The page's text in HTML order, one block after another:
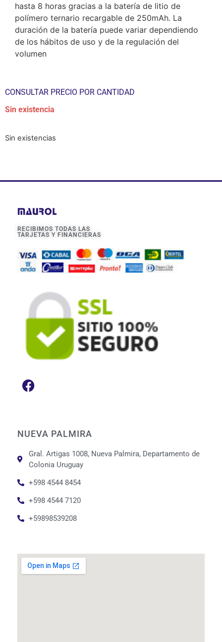
hasta 8 horas gracias a la batería de litio de
polímero ternario recargable de 250mAh. La
duración de la batería puede variar dependiendo
de los hábitos de uso y de la regulación del
volumen
CONSULTAR PRECIO POR CANTIDAD
Sin existencia
Sin existencias
RECIBIMOS TODAS LAS
TARJETAS Y FINANCIERAS
NUEVA PALMIRA
Gral. Artigas 1008, Nueva Palmira, Departamento de
Colonia Uruguay
+598 4544 8454
+598 4544 7120
+59898539208